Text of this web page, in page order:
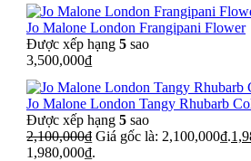
Jo Malone London Frangipani Flower
Được xếp hạng 5 sao
3,500,000₫
Jo Malone London Tangy Rhubarb
Được xếp hạng 5 sao
2,100,000₫ Giá gốc là: 2,100,000₫.
1,980,000₫.